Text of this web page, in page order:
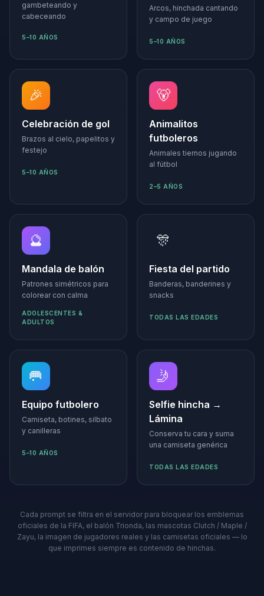
gambeteando y
cabeceando
5–10 AÑOS
Arcos, hinchada cantando
y campo de juego
5–10 AÑOS
🎉
Celebración de gol
Brazos al cielo, papelitos y
festejo
5–10 AÑOS
🐻
Animalitos
futboleros
Animales tiernos jugando
al fútbol
2–5 AÑOS
🔮
Mandala de balón
Patrones simétricos para
colorear con calma
ADOLESCENTES &
ADULTOS
🎊
Fiesta del partido
Banderas, banderines y
snacks
TODAS LAS EDADES
🥅
Equipo futbolero
Camiseta, botines, silbato
y canilleras
5–10 AÑOS
🤳
Selfie hincha →
Lámina
Conserva tu cara y suma
una camiseta genérica
TODAS LAS EDADES
Cada prompt se filtra en el servidor para bloquear los emblemas
oficiales de la FIFA, el balón Trionda, las mascotas Clutch / Maple /
Zayu, la imagen de jugadores reales y las camisetas oficiales — lo
que imprimes siempre es contenido de hinchas.